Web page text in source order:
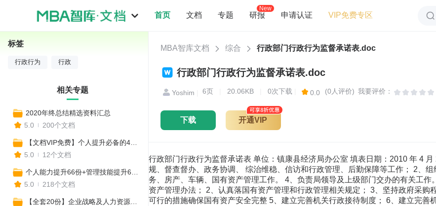
首页 文档 专题 研报
New
申请认证 VIP免费专区
MBA智库文档 综合 行政部门行政行为监督承诺表.doc
行政部门行政行为监督承诺表.doc
Yoshim 6页 20.06KB 0次下载 0.0 (0人评价) 我要评价：
下载 开通VIP
行政部门行政行为监督承诺表 单位：镇康县经济局办公室 填表日期：2010 年 4
规、督查督办、政务协调、 综治维稳、信访和行政管理、后勤保障等工作； 2、
务、房产、车辆、国有资产管理工作。 4、负责局领导及上级部门交办的有关工作
资产管理办法； 2、认真落国有资产管理和行政管理相关规定； 3、坚持政府采购
可行的措施确保国有资产安全完整 5、建立完善机关行政接待制度； 6、建立完善
标签
行政行为 行政
相关专题
2020年终总结精选资料汇总
5.0
200个文档
5.0
12个文档
5.0
218个文档